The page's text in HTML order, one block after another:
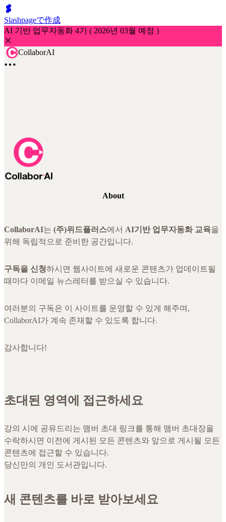
Slashpageで作成
AI 기반 업무자동화 4기 ( 2026년 03월 예정 )
CollaborAI
About
CollaborAI는 (주)위드플러스에서 AI기반 업무자동화 교육을
위해 독립적으로 준비한 공간입니다.
구독을 신청하시면 웹사이트에 새로운 콘텐츠가 업데이트될
때마다 이메일 뉴스레터를 받으실 수 있습니다.
여러분의 구독은 이 사이트를 운영할 수 있게 해주며,
CollaborAI가 계속 존재할 수 있도록 합니다.
감사합니다!
초대된 영역에 접근하세요
강의 시에 공유드리는 맴버 초대 링크를 통해 맴버 초대장을
수락하시면 이전에 게시된 모든 콘텐츠와 앞으로 게시될 모든
콘텐츠에 접근할 수 있습니다.
당신만의 개인 도서관입니다.
새 콘텐츠를 바로 받아보세요